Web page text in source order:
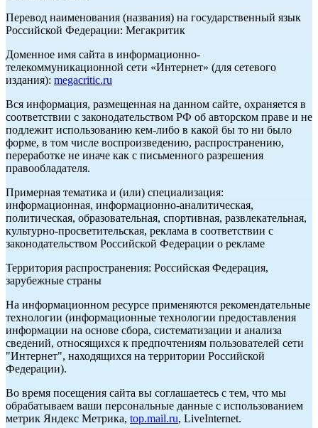
Перевод наименования (названия) на государственный язык
Российской Федерации: Мегакритик
Доменное имя сайта в информационно-
телекоммуникационной сети «Интернет» (для сетевого
издания): megacritic.ru
Вся информация, размещенная на данном сайте, охраняется в
соответствии с законодательством РФ об авторском праве и не
подлежит использованию кем-либо в какой бы то ни было
форме, в том числе воспроизведению, распространению,
переработке не иначе как с письменного разрешения
правообладателя.
Примерная тематика и (или) специализация:
информационная, информационно-аналитическая,
политическая, образовательная, спортивная, развлекательная,
культурно-просветительская, реклама в соответствии с
законодательством Российской Федерации о рекламе
Территория распространения: Российская Федерация,
зарубежные страны
На информационном ресурсе применяются рекомендательные
технологии (информационные технологии предоставления
информации на основе сбора, систематизации и анализа
сведений, относящихся к предпочтениям пользователей сети
"Интернет", находящихся на территории Российской
Федерации).
Во время посещения сайта вы соглашаетесь с тем, что мы
обрабатываем ваши персональные данные с использованием
метрик Яндекс Метрика, top.mail.ru, LiveInternet.